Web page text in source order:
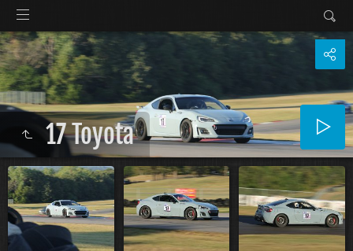
17 Toyota